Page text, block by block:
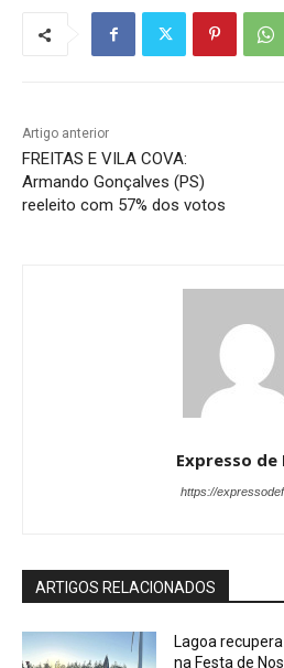
Artigo anterior
FREITAS E VILA COVA:
Armando Gonçalves (PS)
reeleito com 57% dos votos
Expresso de
https://
ARTIGOS RELACIONADOS
Lagoa
na Festa de